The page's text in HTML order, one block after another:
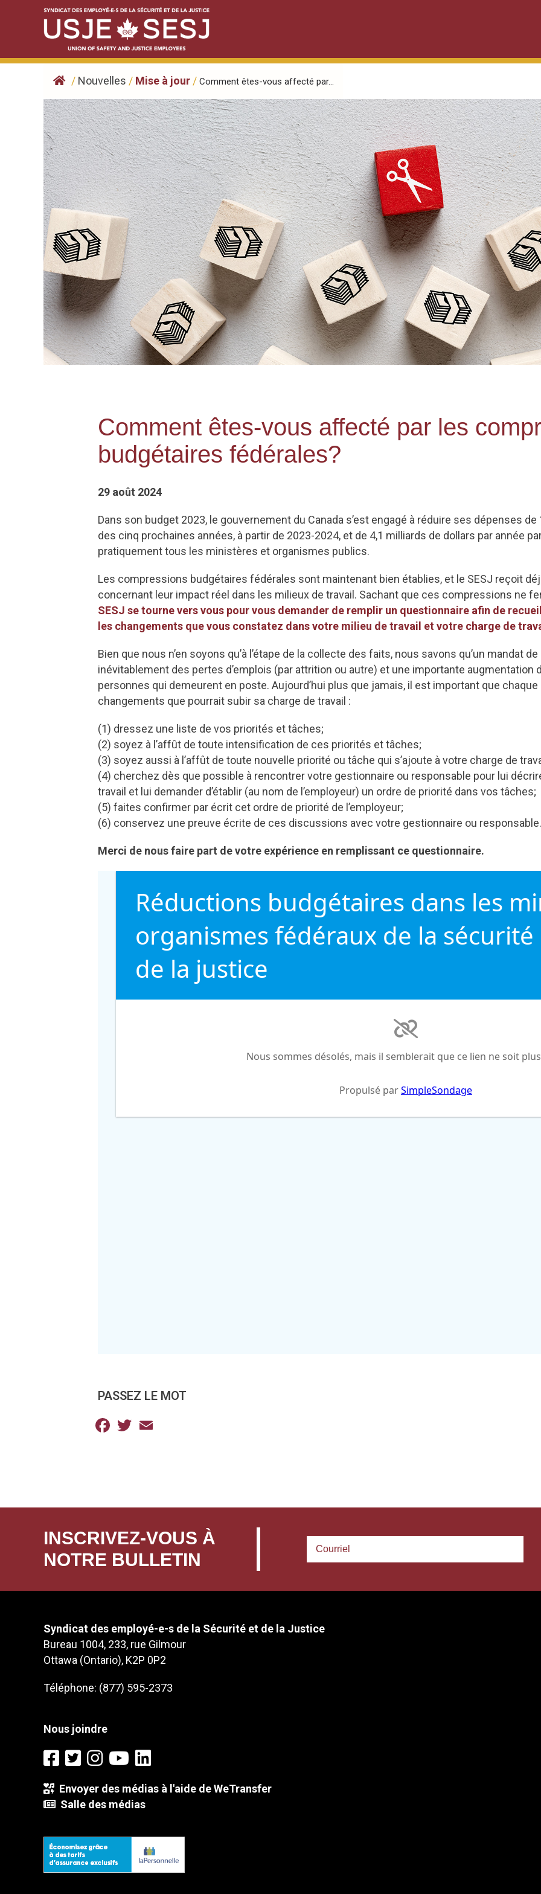
/ Nouvelles / Mise à jour / Comment êtes-vous affecté par...
Comment êtes-vous affecté par les
budgétaires fédérales?
29 août 2024
Dans son budget 2023, le gouvernement du Canada s’est engagé à réduire ses dépenses
des cinq prochaines années, à partir de 2023-2024, et de 4,1 milliards de dollars par année
pratiquement tous les ministères et organismes publics.
Les compressions budgétaires fédérales sont maintenant bien établies, et le SESJ reçoit
concernant leur impact réel dans les milieux de travail. Sachant que ces compressions ne
SESJ se tourne vers vous pour vous demander de remplir un questionnaire afin de
les changements que vous constatez dans votre milieu de travail et votre charge de
Bien que nous n’en soyons qu’à l’étape de la collecte des faits, nous savons qu’un mandat
inévitablement des pertes d’emplois (par attrition ou autre) et une importante augmentation
personnes qui demeurent en poste. Aujourd’hui plus que jamais, il est important que
changements que pourrait subir sa charge de travail :
(1) dressez une liste de vos priorités et tâches;
(2) soyez à l’affût de toute intensification de ces priorités et tâches;
(3) soyez aussi à l’affût de toute nouvelle priorité ou tâche qui s’ajoute à votre charge de
(4) cherchez dès que possible à rencontrer votre gestionnaire ou responsable pour lui
travail et lui demander d’établir (au nom de l’employeur) un ordre de priorité dans vos tâches;
(5) faites confirmer par écrit cet ordre de priorité de l’employeur;
(6) conservez une preuve écrite de ces discussions avec votre gestionnaire ou responsable.
Merci de nous faire part de votre expérience en remplissant ce questionnaire.
PASSEZ LE MOT
Facebook
Twitter
INSCRIVEZ-VOUS À
NOTRE BULLETIN
Syndicat des employé-e-s de la Sécurité et de la Justice
Bureau 1004, 233, rue Gilmour
Ottawa (Ontario), K2P 0P2
Téléphone: (877) 595-2373
Nous joindre
Envoyer des médias à l'aide de WeTransfer
Salle des médias